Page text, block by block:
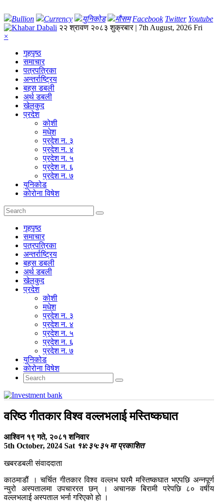
Bullion Currency युनिकोड मौसम Facebook Twitter Youtube
२२ श्रावण २०८३ शुक्रबार | 7th August, 2026 Fri
×
गृहपृष्‍ठ
समाचार
पत्रपत्रिका
अन्तर्राष्ट्रिय
बहस डबली
अर्थ डबली
खेलकुद
प्रदेश
कोशी
मधेश
प्रदेश न. ३
प्रदेश न. ४
प्रदेश न. ५
प्रदेश न. ६
प्रदेश न. ७
युनिकोड
कोरोना विषेश
गृहपृष्‍ठ
समाचार
पत्रपत्रिका
अन्तर्राष्ट्रिय
बहस डबली
अर्थ डबली
खेलकुद
प्रदेश
कोशी
मधेश
प्रदेश न. ३
प्रदेश न. ४
प्रदेश न. ५
प्रदेश न. ६
प्रदेश न. ७
युनिकोड
कोरोना विषेश
वरिष्ठ गीतकार विश्व वल्लभलाई मस्तिष्कघात
आश्विन १९ गते, २०८१ शनिवार
5th October, 2024 Sat १४:३५:३५ मा प्रकाशित
खबरडबली संवाददाता
काठमाडौं । चर्चित गीतकार विश्व वल्लभ घरमै मस्तिष्कघात भएपछि अन्नपूर्ण
न्युरो अस्पतालमा उपचाररत छन् । अचानक बिरामी परेपछि ८० वर्षीय
वल्लभलाई अस्पताल भर्ना गरिएको हो ।